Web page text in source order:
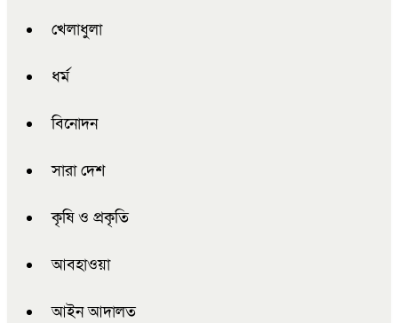
খেলাধুলা
ধর্ম
বিনোদন
সারা দেশ
কৃষি ও প্রকৃতি
আবহাওয়া
আইন আদালত